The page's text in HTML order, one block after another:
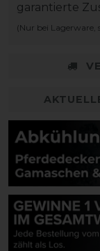
garantierte
(Nur bei